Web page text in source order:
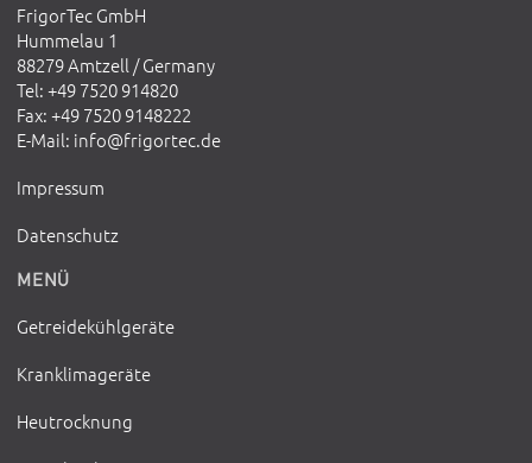
FrigorTec GmbH
Hummelau 1
88279 Amtzell / Germany
Tel: +49 7520 914820
Fax: +49 7520 9148222
E-Mail: info@frigortec.de
Impressum
Datenschutz
MENÜ
Getreidekühlgeräte
Kranklimageräte
Heutrocknung